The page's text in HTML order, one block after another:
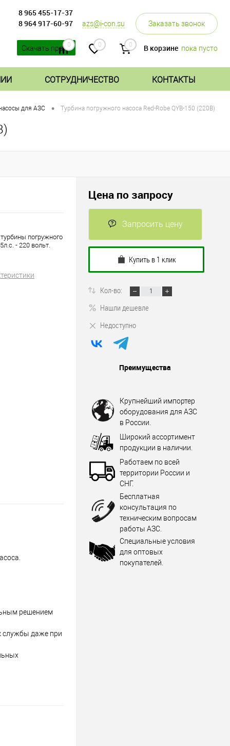
8 965 455-17-37
8 964 917-60-97
azs@i-con.su Заказать звонок
Скачать прайс
0 0 0 В корзине пока пусто
СОТРУДНИЧЕСТВО КОНТАКТЫ
для АЗС • Турбина погружного насоса Red-Robe QYB-150 (220В)
погружного
- 220 вольт.
решением
службы даже при
Цена по запросу
Запросить цену
Купить в 1 клик
Кол-во:
Нашли дешевле
Недоступно
Преимущества
Крупнейший импортер
оборудования для АЗС
в России.
Широкий ассортимент
продукции в наличии.
Работаем по всей
территории России и
СНГ.
Бесплатная
консультация по
техническим вопросам
работы АЗС.
Специальные условия
для оптовых
покупателей.